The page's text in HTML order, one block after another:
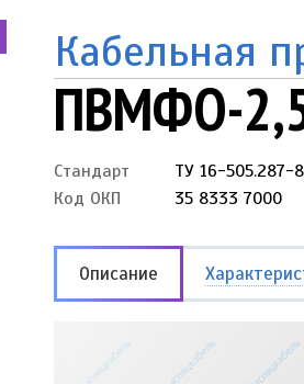
Кабельная
ПВМФО-
Стандарт
ТУ 16-505.287-
Код ОКП
35 8333 7000
Описание